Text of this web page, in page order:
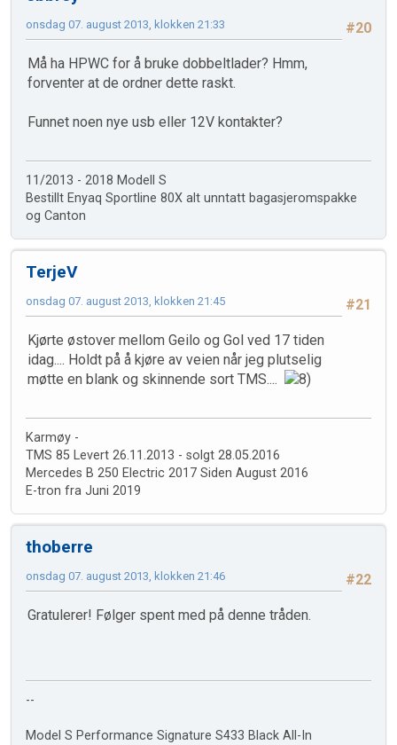
#20
onsdag 07. august 2013, klokken 21:33
Må ha HPWC for å bruke dobbeltlader? Hmm,
forventer at de ordner dette raskt.
Funnet noen nye usb eller 12V kontakter?
11/2013 - 2018 Modell S
Bestillt Enyaq Sportline 80X alt unntatt bagasjeromspakke
og Canton
TerjeV
#21
onsdag 07. august 2013, klokken 21:45
Kjørte østover mellom Geilo og Gol ved 17 tiden
idag.... Holdt på å kjøre av veien når jeg plutselig
møtte en blank og skinnende sort TMS....
Karmøy -
TMS 85 Levert 26.11.2013 - solgt 28.05.2016
Mercedes B 250 Electric 2017 Siden August 2016
E-tron fra Juni 2019
thoberre
#22
onsdag 07. august 2013, klokken 21:46
Gratulerer! Følger spent med på denne tråden.
--
Model S Performance Signature S433 Black All-In